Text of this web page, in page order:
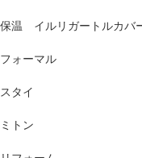
保温 イルリガートルカバ
フォーマル
スタイ
ミトン